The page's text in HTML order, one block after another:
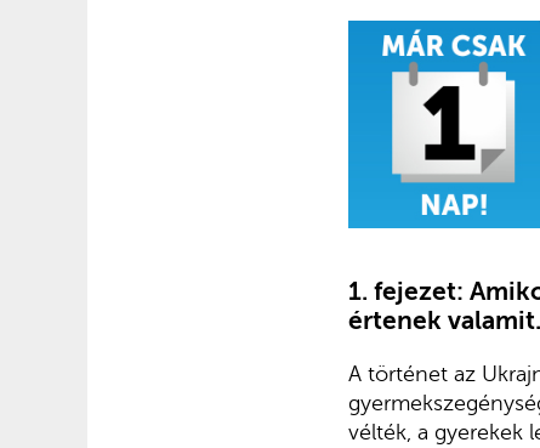
1. fejezet:
értenek
A történet az
vélték, a gyerekek